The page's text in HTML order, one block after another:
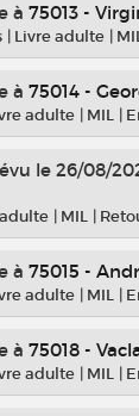
à 75013 -
| Livre adulte |
à 75014 -
adulte | MIL |
le 26/08/
| MIL |
à 75015 -
adulte | MIL |
à 75018 -
adulte | MIL |